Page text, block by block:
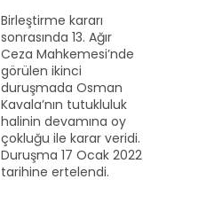
Birleştirme kararı
sonrasında 13. Ağır
Ceza Mahkemesi’nde
görülen ikinci
duruşmada Osman
Kavala’nın tutukluluk
halinin devamına oy
çokluğu ile karar veridi.
Duruşma 17 Ocak 2022
tarihine ertelendi.